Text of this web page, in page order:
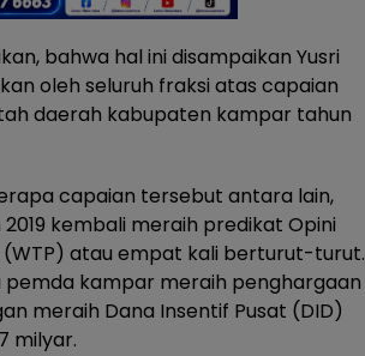
bahwa hal ini disampaikan Yusri
oleh seluruh fraksi atas capaian
daerah kabupaten kampar tahun
capaian tersebut antara lain,
kembali meraih predikat Opini
(WTP) atau empat kali berturut-turut.
pemda kampar meraih penghargaan
meraih Dana Insentif Pusat (DID)
milyar.